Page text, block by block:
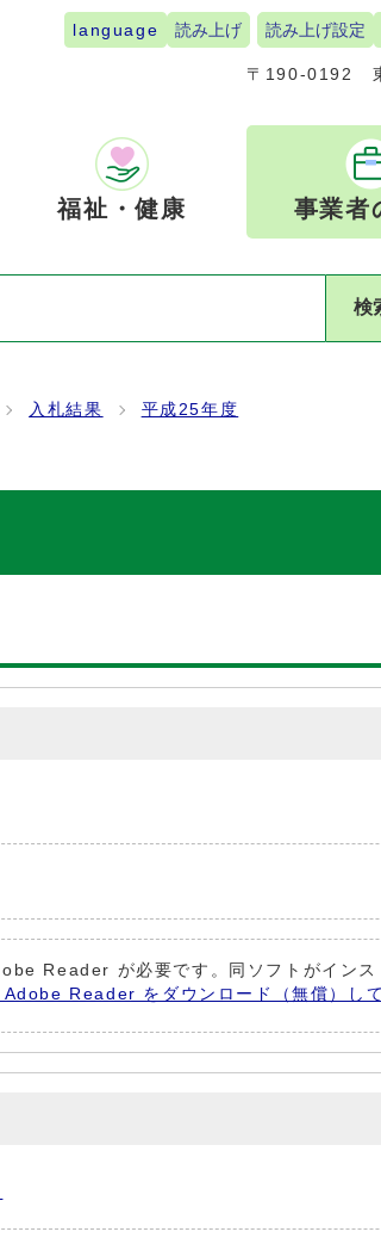
language 読み上げ 読み上げ設定
〒190-0192
福祉・健康 事業者
検
入札結果 平成25年度
Reader が必要です。同ソフトがインス
Reader をダウンロード（無償）して